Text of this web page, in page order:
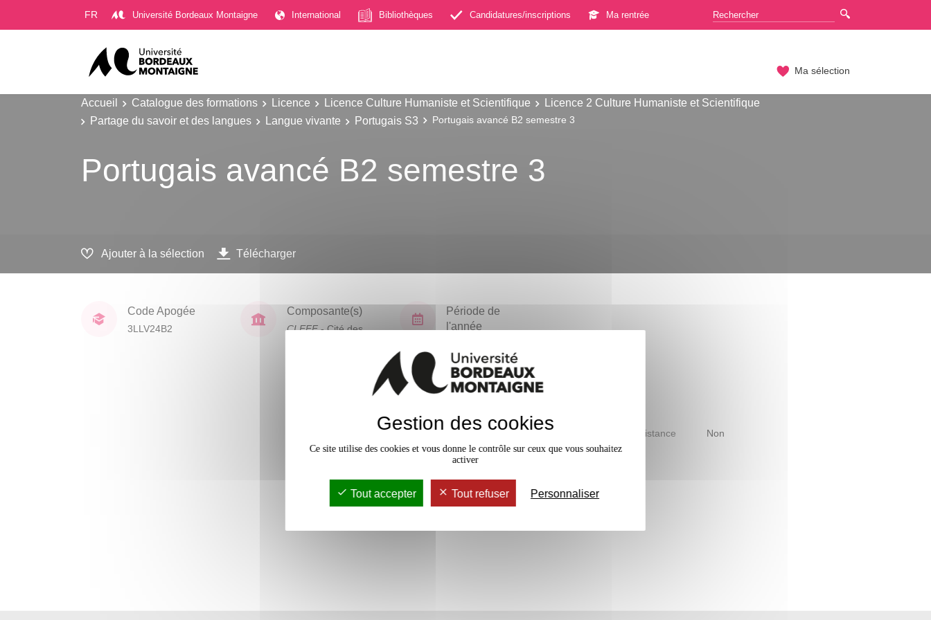
FR Université Bordeaux Montaigne International Bibliothèques Candidatures/inscriptions Ma rentrée
Ma sélection
Accueil Catalogue des formations Licence Licence Culture Humaniste et Scientifique
Licence 2 Culture Humaniste et Scientifique
Partage du savoir et des langues
Langue vivante Portugais S3 Portugais avancé B2 semestre 3
Portugais avancé B2 semestre 3
Ajouter à la sélection Télécharger
Code Apogée
3LLV24B2
Composante(s)
CLEFF- Cité des
Période de
l'année
Accessible à distance Non
Gestion des cookies
Ce site utilise des cookies et vous donne le contrôle sur ceux que vous souhaitez
activer
Tout accepter Tout refuser Personnaliser